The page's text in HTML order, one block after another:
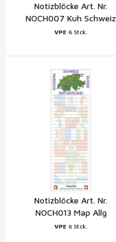
Notizblöcke Art. Nr.
NOCH007 Kuh Schweiz
VPE 6 Stck.
Notizblöcke Art. Nr.
NOCH013 Map Allg
Schweiz
VPE 6 Stck.